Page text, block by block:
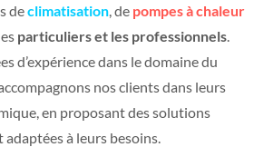
declimatisation, de pompes à chaleur
particuliers et les professionnels.
d’expérience dans le domaine du
nos clients dans leurs
en proposant des solutions
à leurs besoins.